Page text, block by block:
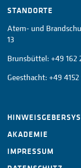
STANDORTE
Atem- und
13
Brunsbüttel: +49 162
Geesthacht: +49 4152
AKADEMIE
IMPRESSUM